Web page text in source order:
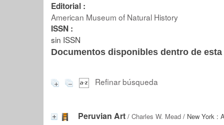
Editorial :
American Museum of Natural History
ISSN :
sin ISSN
Documentos disponibles dentro de
Refinar búsqueda
Peruvian Art / Charles W. Mead / New York :